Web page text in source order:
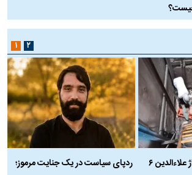
حادثه هولناک در پاساژ علاءالدین ۶
ردپای سیاست در یک جنایت مرموز؛
۱ ۲